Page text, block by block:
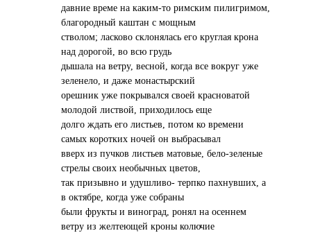
давние време на каким-то римским пилигримом,
благородный каштан с мощным
стволом; ласково склонялась его круглая крона
над дорогой, во всю грудь
дышала на ветру, весной, когда все вокруг уже
зеленело, и даже монастырский
орешник уже покрывался своей красноватой
молодой листвой, приходилось еще
долго ждать его листьев, потом ко времени
самых коротких ночей он выбрасывал
вверх из пучков листьев матовые, бело-зеленые
стрелы своих необычных цветов,
так призывно и удушливо- терпко пахнувших, а
в октябре, когда уже собраны
были фрукты и виноград, ронял на осеннем
ветру из желтеющей кроны колючие